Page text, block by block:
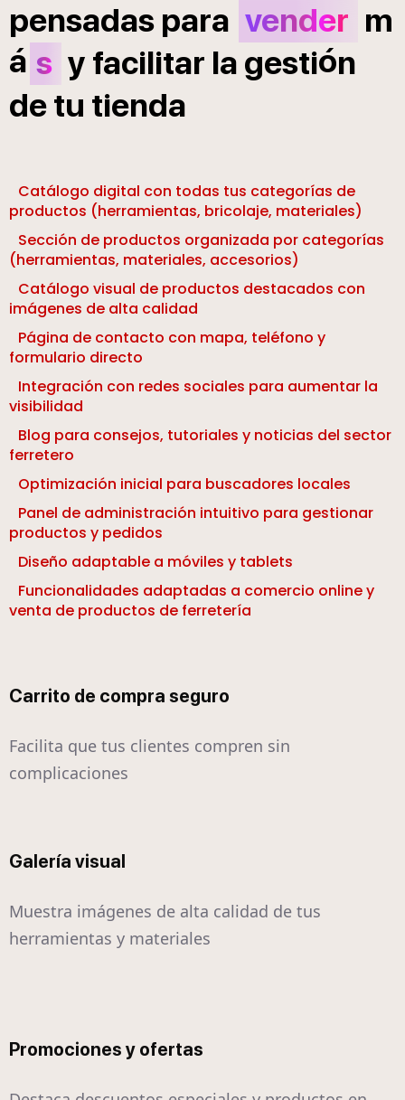
pensadas para vender m
á s y facilitar la gestión
detu tienda
Catálogo digital con todas tus categorías de
productos (herramientas, bricolaje, materiales)
Sección de productos organizada por categorías
(herramientas, materiales, accesorios)
Catálogo visual de productos destacados con
imágenes de alta calidad
Página de contacto con mapa, teléfono y
formulario directo
Integración con redes sociales para aumentar la
visibilidad
Blog para consejos, tutoriales y noticias del sector
ferretero
Optimización inicial para buscadores locales
Panel de administración intuitivo para gestionar
productos y pedidos
Diseño adaptable a móviles y tablets
Funcionalidades adaptadas a comercio online y
venta de productos de ferretería
Carrito de compra seguro
Facilita que tus clientes compren sin
complicaciones
Galería visual
Muestra imágenes de alta calidad de tus
herramientas y materiales
Promociones y ofertas